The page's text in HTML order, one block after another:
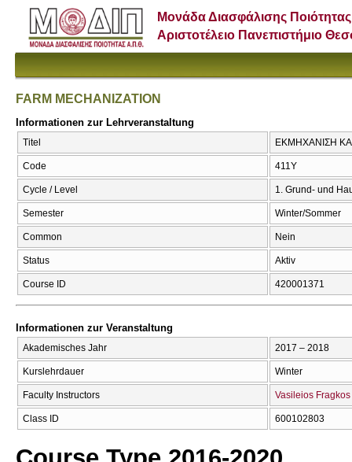
Μονάδα Διασφάλισης Ποιότητας
Αριστοτέλειο Πανεπιστήμιο
FARM MECHANIZATION
Informationen zur Lehrveranstaltung
Titel ΕΚΜΗΧΑΝΙΣΗ
Code 411Υ
Cycle / Level 1. Grund- und
Semester Winter/Sommer
Common Nein
Status Aktiv
Course ID 420001371
Informationen zur Veranstaltung
Akademisches Jahr 2017 – 2018
Kurslehrdauer Winter
Faculty Instructors Vasileios Fragkos
Class ID 600102803